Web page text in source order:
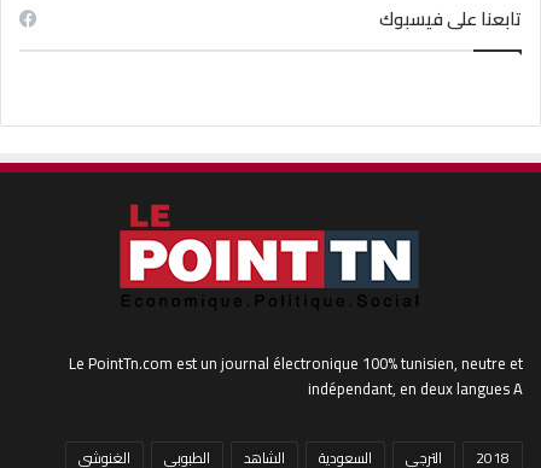
تابعنا على فيسبوك
Le PointTn.com est un journal électronique 100% tunisien, neutre et
indépendant, en deux langues A
2018 الترجي السعودية الشاهد الطبوبي
الغنوشي